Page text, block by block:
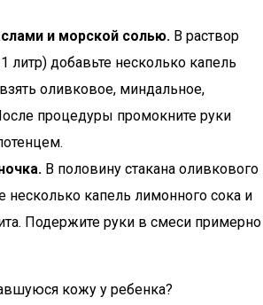
и морской солью. В раствор
литр) добавьте несколько капель
оливковое, миндальное,
процедуры промокните руки
В половину стакана оливкового
несколько капель лимонного сока и
Подержите руки в смеси примерно
кожу у ребенка?